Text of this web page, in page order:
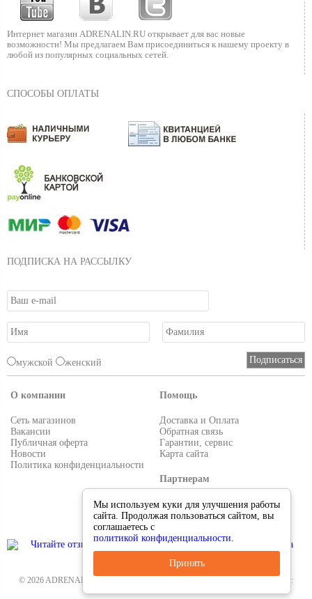
Интернет магазин ADRENALIN.RU открывает для вас новые
возможности! Мы предлагаем Вам присоединиться к нашему проекту в
любой из популярных социальных сетей.
СПОСОБЫ ОПЛАТЫ
ПОДПИСКА НА РАССЫЛКУ
мужской женский
О компании
Сеть магазинов
Вакансии
Публичная оферта
Новости
Политика конфиденциальности
Помощь
Доставка и Оплата
Обратная связь
Гарантии, сервис
Карта сайта
Партнерам
Условия работы
Реквизиты
© 2026 ADRENALIN.RU-интернет магазин. Все для туризма и рыбалки. Тел.:
Мы используем куки для улучшения работы
сайта. Продолжая пользоваться сайтом, вы
соглашаетесь с
политикой конфиденциальности.
Принять